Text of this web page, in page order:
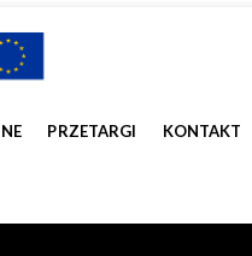
PRZETARGI KONTAKT